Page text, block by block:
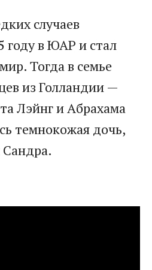
случаев
году в ЮАР и стал
Тогда в семье
из Голландии —
Лэйнг и Абрахама
темнокожая дочь,